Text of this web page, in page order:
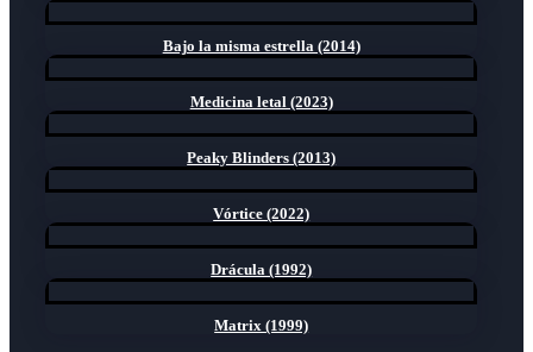
Bajo la misma estrella (2014)
Medicina letal (2023)
Peaky Blinders (2013)
Vórtice (2022)
Drácula (1992)
Matrix (1999)